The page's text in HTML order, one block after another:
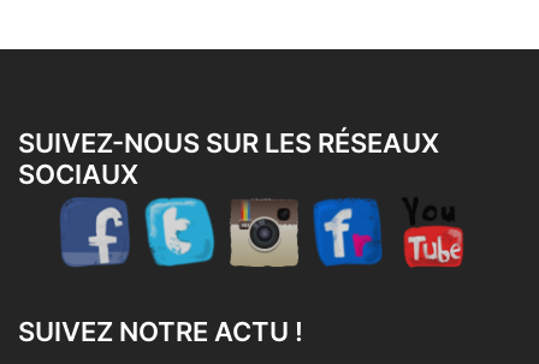
SUIVEZ-NOUS SUR LES RÉSEAUX
SOCIAUX
SUIVEZ NOTRE ACTU !